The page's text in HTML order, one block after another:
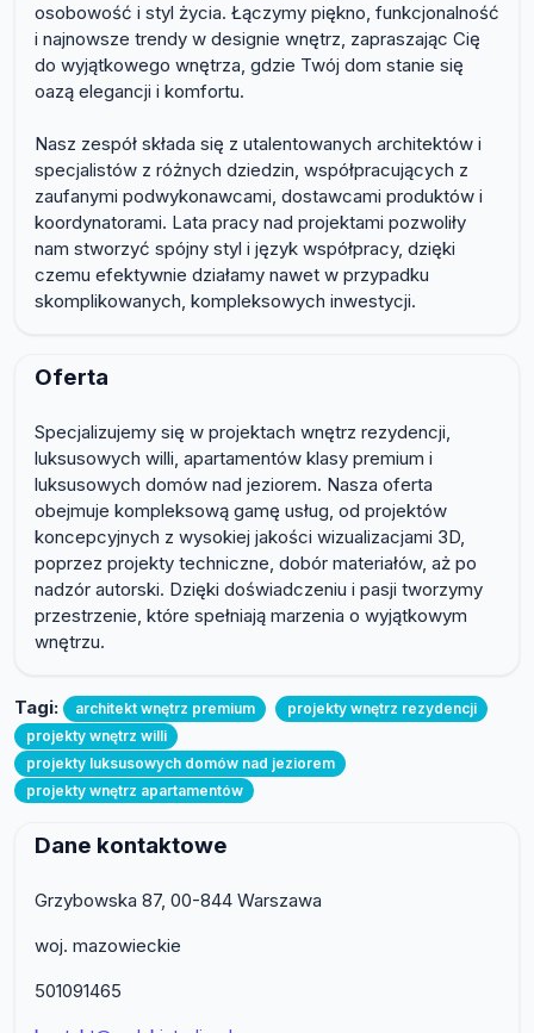
osobowość i styl życia. Łączymy piękno, funkcjonalność
i najnowsze trendy w designie wnętrz, zapraszając Cię
do wyjątkowego wnętrza, gdzie Twój dom stanie się
oazą elegancji i komfortu.
Nasz zespół składa się z utalentowanych architektów i
specjalistów z różnych dziedzin, współpracujących z
zaufanymi podwykonawcami, dostawcami produktów i
koordynatorami. Lata pracy nad projektami pozwoliły
nam stworzyć spójny styl i język współpracy, dzięki
czemu efektywnie działamy nawet w przypadku
skomplikowanych, kompleksowych inwestycji.
Oferta
Specjalizujemy się w projektach wnętrz rezydencji,
luksusowych willi, apartamentów klasy premium i
luksusowych domów nad jeziorem. Nasza oferta
obejmuje kompleksową gamę usług, od projektów
koncepcyjnych z wysokiej jakości wizualizacjami 3D,
poprzez projekty techniczne, dobór materiałów, aż po
nadzór autorski. Dzięki doświadczeniu i pasji tworzymy
przestrzenie, które spełniają marzenia o wyjątkowym
wnętrzu.
Tagi: architekt wnętrz premium
projekty wnętrz rezydencji
projekty wnętrz willi
projekty luksusowych domów nad jeziorem
projekty wnętrz apartamentów
Dane kontaktowe
Grzybowska 87, 00-844 Warszawa
woj. mazowieckie
501091465